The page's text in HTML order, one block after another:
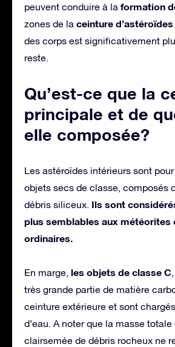
peuvent conduire à la formation
zones de la ceinture
des corps est significativement
reste.
Qu’est-ce que la
principale et de
elle composée?
Les astéroïdes intérieurs sont
objets secs de classe, composés
débris siliceux. Ils sont
plus semblables aux météorites
ordinaires.
En marge, les objets de classe C
très grande partie de matière
ceinture extérieure et sont
d’eau. A noter que la masse
clairsemée de débris rocheux ne